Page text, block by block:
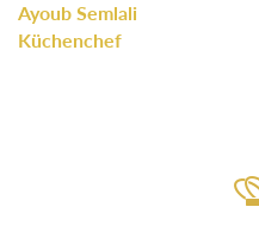
Ayoub Semlali
Küchenchef